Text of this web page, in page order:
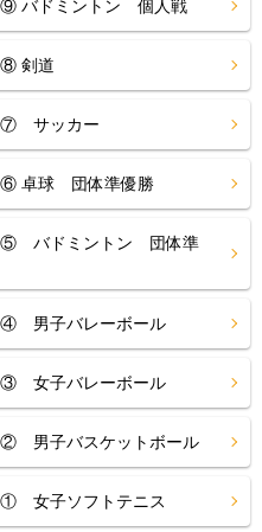
バドミントン 個人戦
剣道
⑦ サッカー
⑥ 卓球 団体準優勝
⑤ バドミントン 団体準
男子バレーボール
女子バレーボール
男子バスケットボール
女子ソフトテニス